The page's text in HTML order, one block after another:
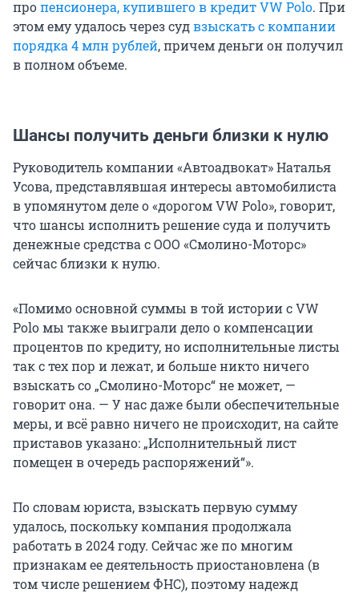
пропенсионера, купившего в кредит VW Polo. При
этом ему удалось через судвзыскать с компании
порядка 4 млн рублей, причем деньги он получил
в полном объеме.
Шансы получить деньги близки к нулю
Руководитель компании «Автоадвокат» Наталья
Усова, представлявшая интересы автомобилиста
в упомянутом деле о «дорогом VW Polo», говорит,
что шансы исполнить решение суда и получить
денежные средства с ООО «Смолино-Моторс»
сейчас близки к нулю.
«Помимо основной суммы в той истории с VW
Polo мы также выиграли дело о компенсации
процентов по кредиту, но исполнительные листы
так с тех пор и лежат, и больше никто ничего
взыскать со „Смолино-Моторс“ не может, —
говорит она. — У нас даже были обеспечительные
меры, и всё равно ничего не происходит, на сайте
приставов указано: „Исполнительный лист
помещен в очередь распоряжений“».
По словам юриста, взыскать первую сумму
удалось, поскольку компания продолжала
работать в 2024 году. Сейчас же по многим
признакам ее деятельность приостановлена (в
том числе решением ФНС), поэтому надежд